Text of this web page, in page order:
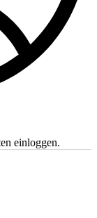
einloggen.